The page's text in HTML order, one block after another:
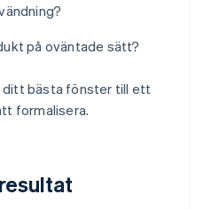
på oväntade sätt?
ditt bästa fönster till ett
formalisera.